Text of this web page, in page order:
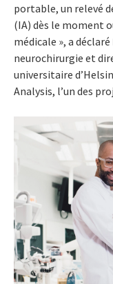
portable, un relevé
(IA) dès le moment
médicale », a déclaré
neurochirurgie et
universitaire
Analysis, l’un des